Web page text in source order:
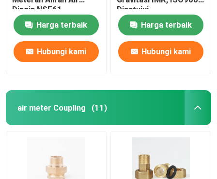
Dingin NSF61
Harga terbaik
Hubungi kami
Disetujui
Harga terbaik
Hubungi kami
air meter Coupling (11)